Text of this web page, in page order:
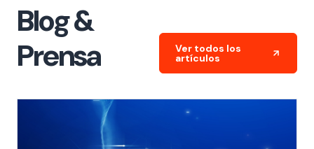
Blog &
Prensa
Ver todos los
artículos